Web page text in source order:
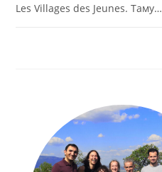
Les Villages des Jeunes. Таму…